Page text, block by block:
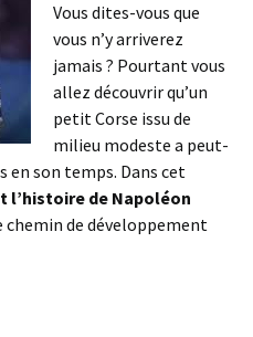
Vous dites-vous que
vous n’y arriverez
jamais ? Pourtant vous
allez découvrir qu’un
petit Corse issu de
milieu modeste a peut-
en son temps. Dans cet
l’histoire de Napoléon
de développement